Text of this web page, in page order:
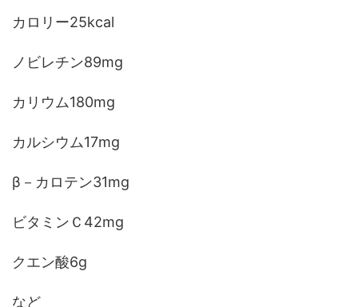
カロリー25kcal
ノビレチン89mg
カリウム180mg
カルシウム17mg
β－カロテン31mg
ビタミンＣ42mg
クエン酸6g
など